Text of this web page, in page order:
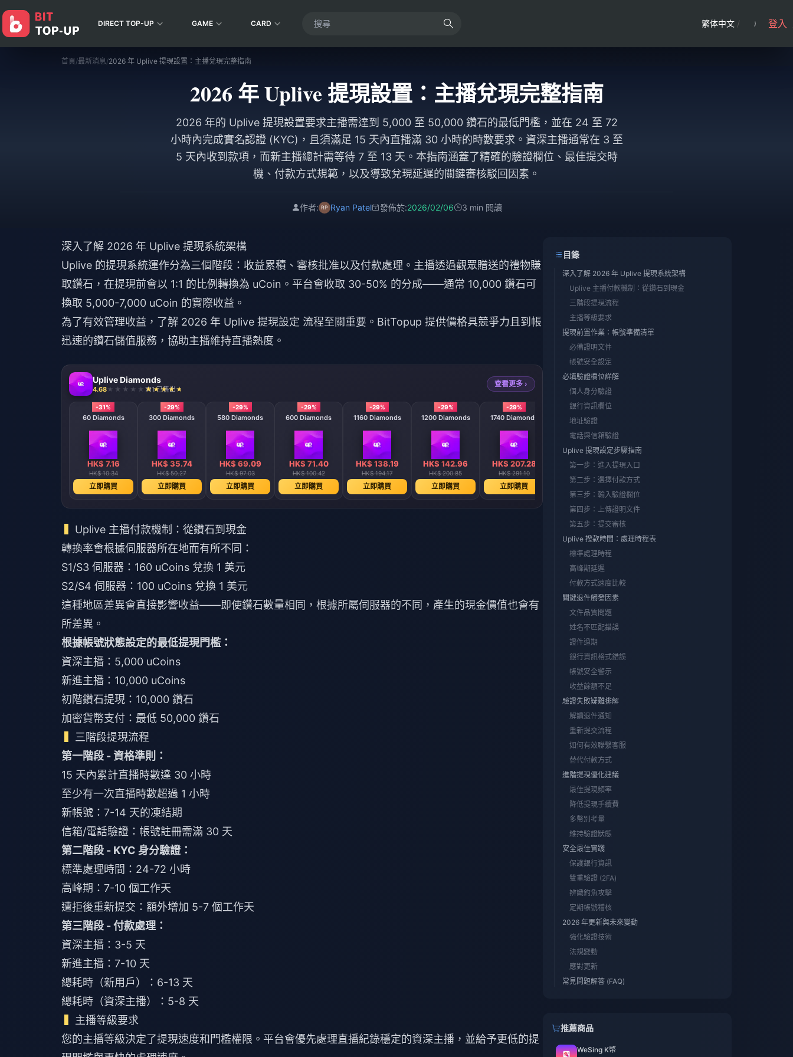
DIRECT TOP-UP GAME CARD 繁体中文 / 登入
首頁/最新消息/2026 年 Uplive 提現設置：主播兌現完整指南
2026 年 Uplive 提現設置：主播兌現完整指南
2026 年的 Uplive 提現設置要求主播需達到 5,000 至 50,000 鑽石的最低門檻，並在 24 至 72
小時內完成實名認證 (KYC)，且須滿足 15 天內直播滿 30 小時的時數要求。資深主播通常在 3 至
5 天內收到款項，而新主播總計需等待 7 至 13 天。本指南涵蓋了精確的驗證欄位、最佳提交時
機、付款方式規範，以及導致兌現延遲的關鍵審核駁回因素。
作者: Ryan Patel 發佈於:2026/02/06 3 min 閱讀
深入了解 2026 年 Uplive 提現系統架構
Uplive 的提現系統運作分為三個階段：收益累積、審核批准以及付款處理。主播透過觀眾贈送的禮物賺
取鑽石，在提現前會以 1:1 的比例轉換為 uCoin。平台會收取 30-50% 的分成——通常 10,000 鑽石可
換取 5,000-7,000 uCoin 的實際收益。
為了有效管理收益，了解 2026 年 Uplive 提現設定 流程至關重要。BitTopup 提供價格具競爭力且到帳
迅速的鑽石儲值服務，協助主播維持直播熱度。
Uplive Diamonds
4.68 711 已售出
查看更多 ›
-31%
60 Diamonds
HK$ 7.16
HK$ 10.34
立即購買
-29%
300 Diamonds
HK$ 35.74
HK$ 50.27
立即購買
-29%
580 Diamonds
HK$ 69.09
HK$ 97.03
立即購買
-29%
600 Diamonds
HK$ 71.40
HK$ 100.42
立即購買
-29%
1160 Diamonds
HK$ 138.19
HK$ 194.17
立即購買
-29%
1200 Diamonds
HK$ 142.96
HK$ 200.85
立即購買
-29%
1740 Diamonds
HK$ 207.28
HK$ 291.10
立即購買
-29%
1800 Diamonds
HK$ 214.44 HK$ 345.38
Uplive 主播付款機制：從鑽石到現金
轉換率會根據伺服器所在地而有所不同：
S1/S3 伺服器：160 uCoins 兌換 1 美元
S2/S4 伺服器：100 uCoins 兌換 1 美元
這種地區差異會直接影響收益——即使鑽石數量相同，根據所屬伺服器的不同，產生的現金價值也會有
所差異。
根據帳號狀態設定的最低提現門檻：
資深主播：5,000 uCoins
新進主播：10,000 uCoins
初階鑽石提現：10,000 鑽石
加密貨幣支付：最低 50,000 鑽石
三階段提現流程
第一階段 - 資格準則：
15 天內累計直播時數達 30 小時
至少有一次直播時數超過 1 小時
新帳號：7-14 天的凍結期
信箱/電話驗證：帳號註冊需滿 30 天
第二階段 - KYC 身分驗證：
標準處理時間：24-72 小時
高峰期：7-10 個工作天
遭拒後重新提交：額外增加 5-7 個工作天
第三階段 - 付款處理：
資深主播：3-5 天
新進主播：7-10 天
總耗時（新用戶）：6-13 天
總耗時（資深主播）：5-8 天
主播等級要求
您的主播等級決定了提現速度和門檻權限。平台會優先處理直播紀錄穩定的資深主播，並給予更低的提
目錄
深入了解 2026 年 Uplive 提現系統架構
Uplive 主播付款機制：從鑽石到現金
三階段提現流程
主播等級要求
提現前置作業：帳號準備清單
必備證明文件
帳號安全設定
必填驗證欄位詳解
個人身分驗證
銀行資訊欄位
地址驗證
電話與信箱驗證
Uplive 提現設定步驟指南
第一步：進入提現入口
第二步：選擇付款方式
第三步：輸入驗證欄位
第四步：上傳證明文件
第五步：提交審核
Uplive 撥款時間：處理時程表
標準處理時程
高峰期延遲
付款方式速度比較
關鍵退件觸發因素
文件品質問題
姓名不匹配錯誤
證件過期
銀行資訊格式錯誤
帳號安全警示
收益餘額不足
驗證失敗疑難排解
解讀退件通知
重新提交流程
如何有效聯繫客服
替代付款方式
進階提現優化建議
最佳提現頻率
降低提現手續費
多幣別考量
維持驗證狀態
安全最佳實踐
保護銀行資訊
雙重驗證 (2FA)
辨識釣魚攻擊
定期帳號稽核
2026 年更新與未來變動
強化驗證技術
法規變動
應對更新
常見問題解答 (FAQ)
推薦商品
WeSing K幣